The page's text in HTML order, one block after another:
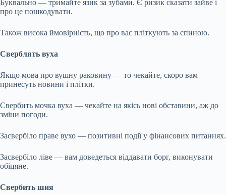
Буквально — тримайте язик за зубами. Є ризик сказати зайве і
про це пошкодувати.
Також висока ймовірність, що про вас пліткують за спиною.
Сверблять вуха
Якщо мова про вушну раковину — то чекайте, скоро вам
принесуть новини і плітки.
Свербить мочка вуха — чекайте на якісь нові обставини, аж до
зміни погоди.
Засвербіло праве вухо — позитивні події у фінансових питаннях.
Засвербіло ліве — вам доведеться віддавати борг, виконувати
обіцяне.
Свербить шия